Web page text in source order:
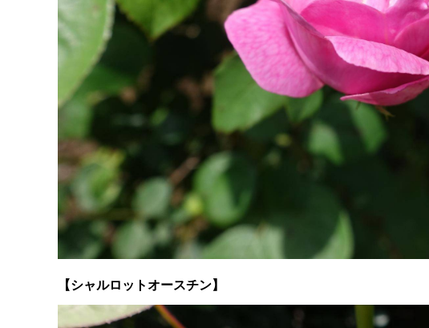
【シャルロットオースチン】